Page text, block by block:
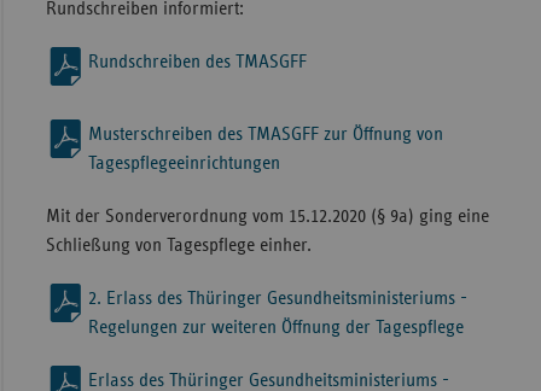
Rundschreiben informiert:
Rundschreiben des TMASGFF
Musterschreiben des TMASGFF zur Öffnung von
Tagespflegeeinrichtungen
Mit der Sonderverordnung vom 15.12.2020 (§ 9a) ging eine
Schließung von Tagespflege einher.
2. Erlass des Thüringer Gesundheitsministeriums -
Regelungen zur weiteren Öffnung der Tagespflege
Erlass des Thüringer Gesundheitsministeriums -